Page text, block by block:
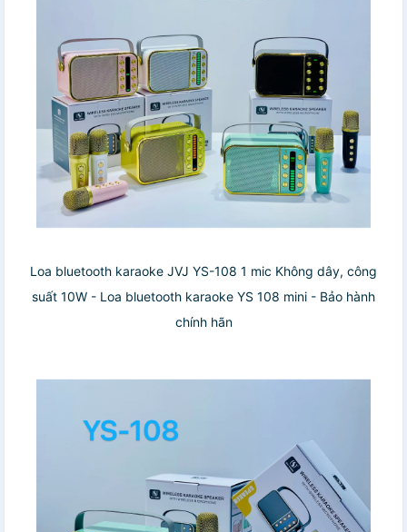
Loa bluetooth karaoke JVJ YS-108 1 mic Không dây, công
suất 10W - Loa bluetooth karaoke YS 108 mini - Bảo hành
chính hãn